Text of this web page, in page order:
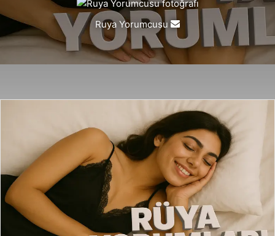
Ruya Yorumcusu
Bir
e-
posta
göndermek